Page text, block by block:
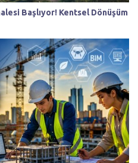
Başlıyor! Kentsel Dönüşüm